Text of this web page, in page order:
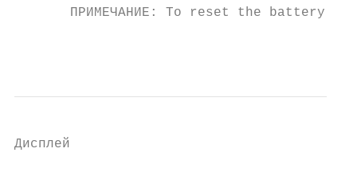
ПРИМЕЧАНИЕ: To reset the battery,
Дисплей